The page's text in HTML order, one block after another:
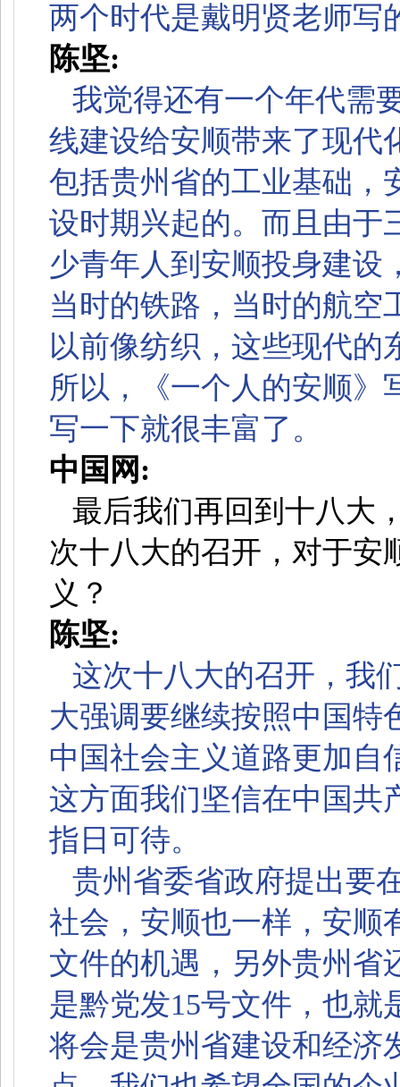
两个时代是戴明贤老师写
陈坚:
我觉得还有一个年代需
线建设给安顺带来了现代
包括贵州省的工业基础，
设时期兴起的。而且由于
少青年人到安顺投身建设
当时的铁路，当时的航空
以前像纺织，这些现代的
所以，《一个人的安顺》
写一下就很丰富了。
中国网:
最后我们再回到十八大
次十八大的召开，对于安
义？
陈坚:
这次十八大的召开，我
大强调要继续按照中国特
中国社会主义道路更加自
这方面我们坚信在中国共
指日可待。
贵州省委省政府提出要
社会，安顺也一样，安顺
文件的机遇，另外贵州省
是黔党发15号文件，也
将会是贵州省建设和经济